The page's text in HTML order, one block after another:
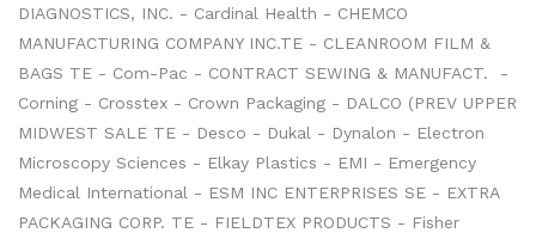
DIAGNOSTICS, INC. - Cardinal Health - CHEMCO
MANUFACTURING COMPANY INC.TE - CLEANROOM FILM &
BAGS TE - Com-Pac - CONTRACT SEWING & MANUFACT. -
Corning - Crosstex - Crown Packaging - DALCO (PREV UPPER
MIDWEST SALE TE - Desco - Dukal - Dynalon - Electron
Microscopy Sciences - Elkay Plastics - EMI - Emergency
Medical International - ESM INC ENTERPRISES SE - EXTRA
PACKAGING CORP. TE - FIELDTEX PRODUCTS - Fisher